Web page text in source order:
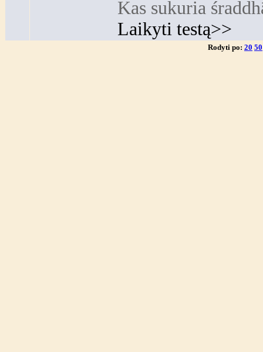
Kas sukuria
Laikyti testą>>
Rodyti po: 20 50